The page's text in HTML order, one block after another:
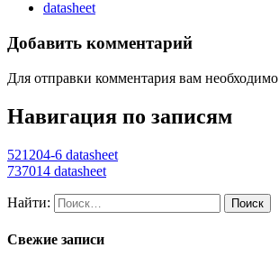
datasheet
Добавить комментарий
Для отправки комментария вам необходимо
Навигация по записям
521204-6 datasheet
737014 datasheet
Найти:
Свежие записи